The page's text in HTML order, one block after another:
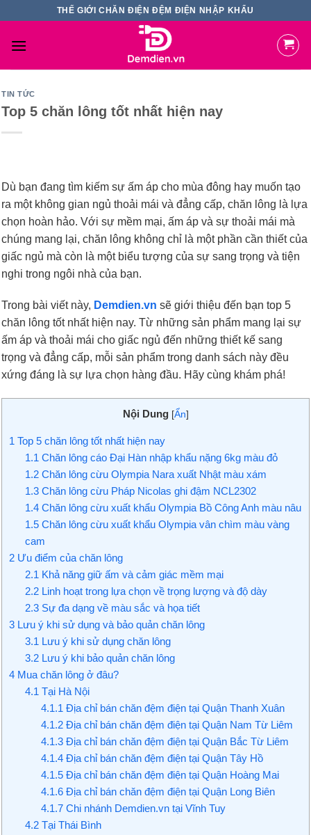
content
THẾ GIỚI CHĂN ĐIỆN ĐỆM ĐIỆN NHẬP KHẨU
TIN TỨC
Top 5 chăn lông tốt nhất hiện nay
Dù bạn đang tìm kiếm sự ấm áp cho mùa đông hay muốn tạo
ra một không gian ngủ thoải mái và đẳng cấp, chăn lông là lựa
chọn hoàn hảo. Với sự mềm mại, ấm áp và sự thoải mái mà
chúng mang lại, chăn lông không chỉ là một phần cần thiết của
giấc ngủ mà còn là một biểu tượng của sự sang trọng và tiện
nghi trong ngôi nhà của bạn.
Trong bài viết này, Demdien.vn sẽ giới thiệu đến bạn top 5
chăn lông tốt nhất hiện nay. Từ những sản phẩm mang lại sự
ấm áp và thoải mái cho giấc ngủ đến những thiết kế sang
trọng và đẳng cấp, mỗi sản phẩm trong danh sách này đều
xứng đáng là sự lựa chọn hàng đầu. Hãy cùng khám phá!
Nội Dung [Ẩn]
1 Top 5 chăn lông tốt nhất hiện nay
1.1 Chăn lông cáo Đại Hàn nhập khẩu nặng 6kg màu đỏ
1.2Chăn lông cừu Olympia Nara xuất Nhật màu xám
1.3Chăn lông cừu Pháp Nicolas ghi đậm NCL2302
1.4Chăn lông cừu xuất khẩu Olympia Bồ Công Anh màu nâu
1.5Chăn lông cừu xuất khẩu Olympia vân chìm màu vàng
cam
2 Ưu điểm của chăn lông
2.1 Khả năng giữ ấm và cảm giác mềm mại
2.2Linh hoạt trong lựa chọn về trọng lượng và độ dày
2.3Sự đa dạng về màu sắc và họa tiết
3 Lưu ý khi sử dụng và bảo quản chăn lông
3.1 Lưu ý khi sử dụng chăn lông
3.2Lưu ý khi bảo quản chăn lông
4 Mua chăn lông ở đâu?
4.1 Tại Hà Nội
4.1.1 Địa chỉ bán chăn đệm điện tại Quận Thanh Xuân
4.1.2Địa chỉ bán chăn đệm điện tại Quận Nam Từ Liêm
4.1.3Địa chỉ bán chăn đệm điện tại Quận Bắc Từ Liêm
4.1.4Địa chỉ bán chăn đệm điện tại Quận Tây Hồ
4.1.5Địa chỉ bán chăn đệm điện tại Quận Hoàng Mai
4.1.6Địa chỉ bán chăn đệm điện tại Quận Long Biên
4.1.7Chi nhánh Demdien.vn tại Vĩnh Tuy
4.2Tại Thái Bình